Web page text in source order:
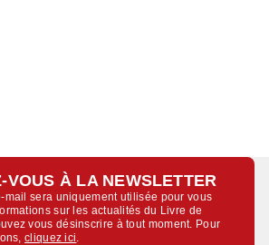
VOUS À LA NEWSLETTER
mail sera uniquement utilisée pour vous
sur les actualités du Livre de
vous désinscrire à tout moment. Pour
cliquez ici